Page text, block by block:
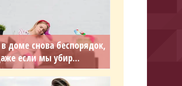
доме снова беспорядок,
если мы убир...